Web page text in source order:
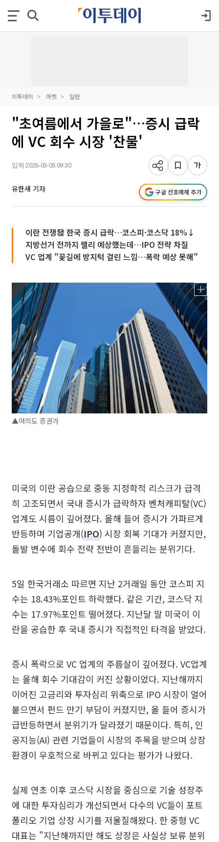
이투데이 마켓 일반
"초여름에서 가을로"…증시 급락
에 VC 회수 시장 '찬물'
입력 2026-03-05 09:30
유한새 기자 구글 선호매체 추가
이란 전쟁發 한국 증시 급락…코스피·코스닥 18%↓
지방선거 전까지 랠리 예상했는데…IPO 전략 차질
VC 업계 "꽃길에 방지턱 걸린 느낌…폭락 예상 못해"
▲여의도 증권가
미국의 이란 공습으로 중동 지정학적 리스크가 급격
히 고조되면서 국내 증시가 급락하자 벤처캐피탈(VC)
업계도 시름이 깊어졌다. 올해 들어 증시가 가파르게
반등하며 기업공개(IPO) 시장 회복 기대가 커졌지만,
돌발 변수에 회수 전략 전반이 흔들리는 분위기다.
5일 한국거래소 따르면 지난 2거래일 동안 코스피 지
수는 18.43%포인트 하락했다. 같은 기간, 코스닥 지
수는 17.97%포인트 떨어졌다. 지난달 말 미국이 이
란을 공습한 후 국내 증시가 직접적인 타격을 받았다.
증시 폭락으로 VC 업계의 주름살이 깊어졌다. VC업계
는 올해 회수 기대감이 커진 상황이었다. 지난해까지
이어진 고금리와 투자심리 위축으로 IPO 시장이 얼어
붙으면서 펀드 만기 부담이 커졌지만, 올 들어 증시가
급반등하면서 분위기가 달라졌기 때문이다. 특히, 인
공지능(AI) 관련 기업들이 시장의 주목을 받으며 상장
환경이 우호적으로 바뀌고 있다는 평가가 나왔다.
실제 연초 이후 코스닥 시장을 중심으로 기술 성장주
에 대한 투자심리가 개선되면서 다수의 VC들이 포트
폴리오 기업 상장 시기를 저울질해왔다. 한 중형 VC
대표는 "지난해까지만 해도 상장은 사실상 보류 분위